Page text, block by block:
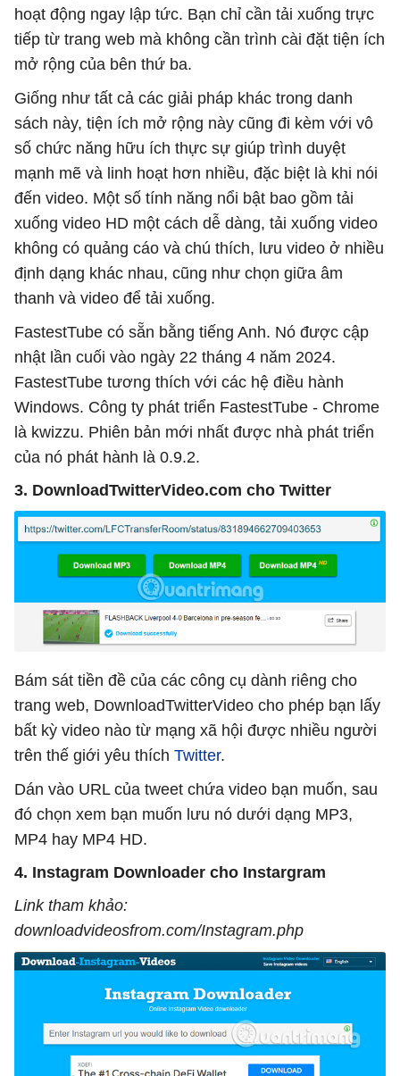
hoạt động ngay lập tức. Bạn chỉ cần tải xuống trực
tiếp từ trang web mà không cần trình cài đặt tiện ích
mở rộng của bên thứ ba.
Giống như tất cả các giải pháp khác trong danh
sách này, tiện ích mở rộng này cũng đi kèm với vô
số chức năng hữu ích thực sự giúp trình duyệt
mạnh mẽ và linh hoạt hơn nhiều, đặc biệt là khi nói
đến video. Một số tính năng nổi bật bao gồm tải
xuống video HD một cách dễ dàng, tải xuống video
không có quảng cáo và chú thích, lưu video ở nhiều
định dạng khác nhau, cũng như chọn giữa âm
thanh và video để tải xuống.
FastestTube có sẵn bằng tiếng Anh. Nó được cập
nhật lần cuối vào ngày 22 tháng 4 năm 2024.
FastestTube tương thích với các hệ điều hành
Windows. Công ty phát triển FastestTube - Chrome
là kwizzu. Phiên bản mới nhất được nhà phát triển
của nó phát hành là 0.9.2.
3. DownloadTwitterVideo.com cho Twitter
Bám sát tiền đề của các công cụ dành riêng cho
trang web, DownloadTwitterVideo cho phép bạn lấy
bất kỳ video nào từ mạng xã hội được nhiều người
trên thế giới yêu thích Twitter.
Dán vào URL của tweet chứa video bạn muốn, sau
đó chọn xem bạn muốn lưu nó dưới dạng MP3,
MP4 hay MP4 HD.
4. Instagram Downloader cho Instargram
Link tham khảo:
downloadvideosfrom.com/Instagram.php